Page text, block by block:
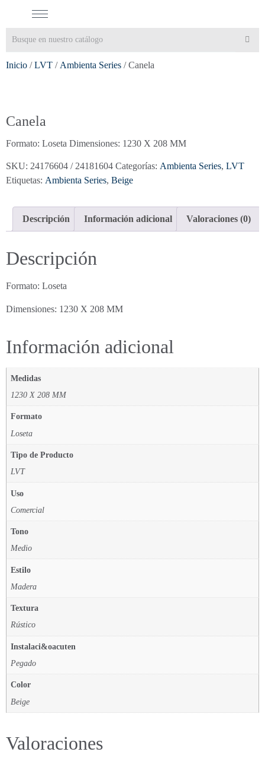
Inicio /LVT / Ambienta Series / Canela
Canela
Formato: Loseta Dimensiones: 1230 X 208 MM
SKU: 24176604 / 24181604 Categorías: Ambienta Series, LVT
Etiquetas: Ambienta Series, Beige
Descripción Información adicional Valoraciones (0)
Descripción
Formato: Loseta
Dimensiones: 1230 X 208 MM
Información adicional
Medidas
1230 X 208 MM
Formato
Loseta
Tipo de Producto
LVT
Uso
Comercial
Tono
Medio
Estilo
Madera
Textura
Rústico
Instalaci&oacuten
Pegado
Color
Beige
Valoraciones